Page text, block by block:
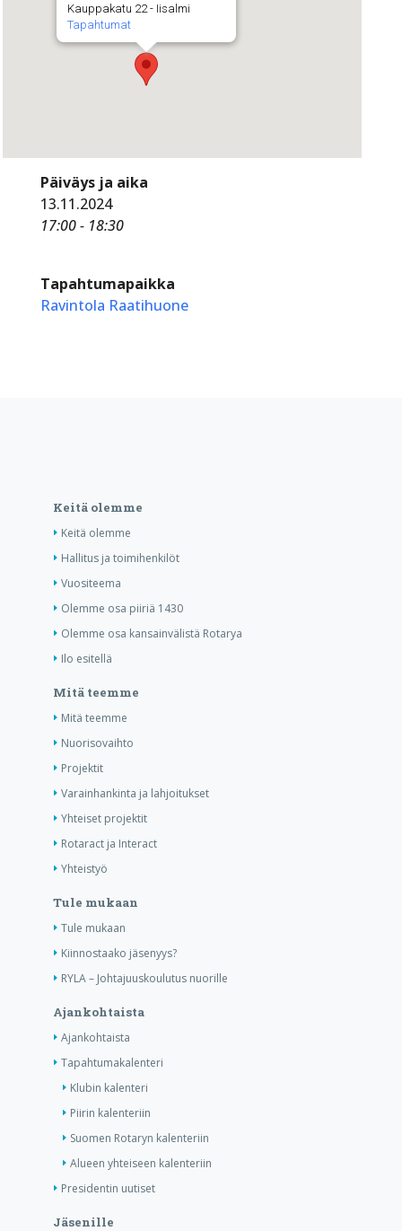
Kauppakatu 22 - Iisalmi
Tapahtumat
Päiväys ja aika
13.11.2024
17:00 - 18:30
Tapahtumapaikka
Ravintola Raatihuone
Keitä olemme
Keitä olemme
Hallitus ja toimihenkilöt
Vuositeema
Olemme osa piiriä 1430
Olemme osa kansainvälistä Rotarya
Ilo esitellä
Mitä teemme
Mitä teemme
Nuorisovaihto
Projektit
Varainhankinta ja lahjoitukset
Yhteiset projektit
Rotaract ja Interact
Yhteistyö
Tule mukaan
Tule mukaan
Kiinnostaako jäsenyys?
RYLA – Johtajuuskoulutus nuorille
Ajankohtaista
Ajankohtaista
Tapahtumakalenteri
Klubin kalenteri
Piirin kalenteriin
Suomen Rotaryn kalenteriin
Alueen yhteiseen kalenteriin
Presidentin uutiset
Jäsenille